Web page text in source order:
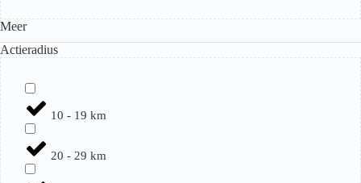
Meer
Actieradius
10 - 19 km
20 - 29 km